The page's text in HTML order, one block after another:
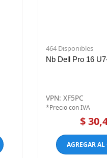
464 Disponibles
Nb Dell Pro 16
VPN: XF5PC
*Precio con IVA
$
AGREGAR